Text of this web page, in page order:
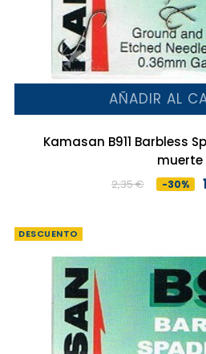
AÑADIR AL
Kamasan B911 Barbless
muerte
2,35 € -30%
DESCUENTO